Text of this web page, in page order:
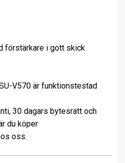
förstärkare i gott skick
V570 är funktionstestad
30 dagars bytesrätt och
du köper
oss.